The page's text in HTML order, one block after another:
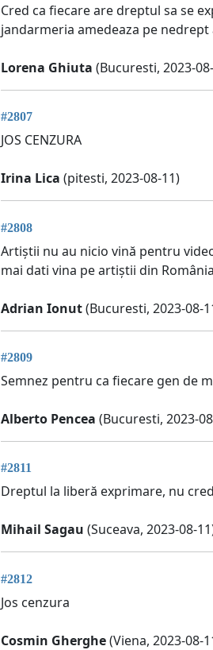
Cred ca fiecare are dreptul sa se
jandarmeria amedeaza pe
Lorena Ghiuta (Bucuresti, 2023-
#2807
JOS CENZURA
Irina Lica (pitesti, 2023-08-11)
#2808
Artiștii nu au nicio vină pentru
mai dati vina pe artiștii din
Adrian Ionut(Bucuresti, 2023-08-
#2809
Semnez pentru ca fiecare gen de
Alberto Pencea (Bucuresti, 2023-
#2811
Dreptul la liberă exprimare, nu
Mihail Sagau (Suceava, 2023-08-
#2812
Jos cenzura
Cosmin Gherghe(Viena, 2023-08-